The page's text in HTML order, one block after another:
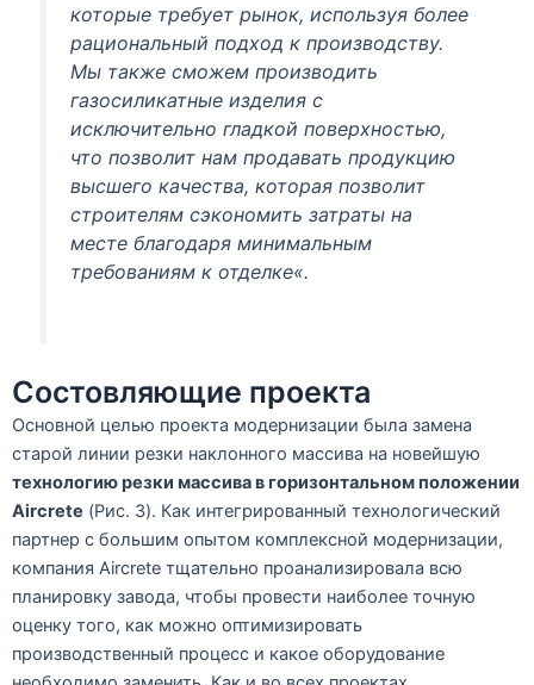
которые требует рынок, используя более
рациональный подход к производству.
Мы также сможем производить
газосиликатные изделия с
исключительно гладкой поверхностью,
что позволит нам продавать продукцию
высшего качества, которая позволит
строителям сэкономить затраты на
месте благодаря минимальным
требованиям к отделке«.
Состовляющие проекта
Основной целью проекта модернизации была замена
старой линии резки наклонного массива на новейшую
технологию резки массива в горизонтальном положении
Aircrete (Рис. 3). Как интегрированный технологический
партнер с большим опытом комплексной модернизации,
компания Aircrete тщательно проанализировала всю
планировку завода, чтобы провести наиболее точную
оценку того, как можно оптимизировать
производственный процесс и какое оборудование